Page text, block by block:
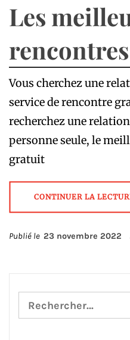
Les
Vous cherchez une
service de rencontre
recherchez une
personne seule, le
gratuit
CONTINUER LA
Publié le 23 novembre 2022
Rechercher :